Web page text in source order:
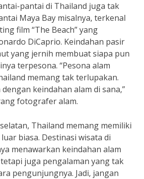
pantai di Thailand juga tak
Maya Bay misalnya, terkenal
film “The Beach” yang
DiCaprio. Keindahan pasir
yang jernih membuat siapa pun
terpesona. “Pesona alam
memang tak terlupakan.
keindahan alam di sana,”
fotografer alam.
Thailand memang memiliki
biasa. Destinasi wisata di
menawarkan keindahan alam
juga pengalaman yang tak
pengunjungnya. Jadi, jangan